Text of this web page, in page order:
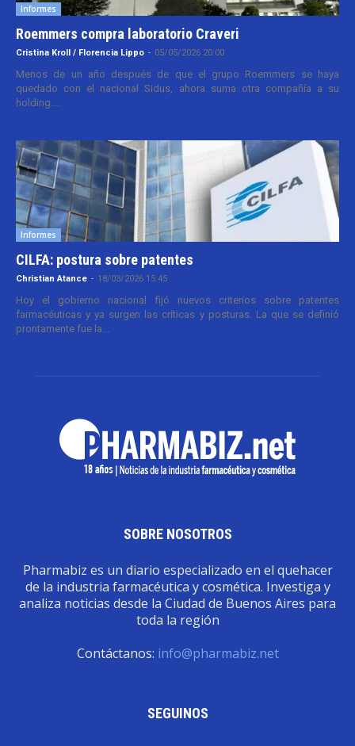
Informes
Roemmers compra laboratorio Craveri
Cristina Kroll / Florencia Lippo - 05/05/2026 20:00
Menos de un año después de que el grupo Roemmers se haya
quedado con el nacional Sidus, ahora suma otra compañía a su
holding....
Informes
CILFA: postura sobre patentes
Christian Atance - 18/03/2026 15:45
Hoy el gobierno nacional fijó nuevos criterios sobre patentes
farmacéuticas y ya surgen las críticas y posturas. La que se definió
prontamente fue la...
SOBRE NOSOTROS
Pharmabiz es un diario especializado en el quehacer
de la industria farmacéutica y cosmética. Investiga y
analiza noticias desde la Ciudad de Buenos Aires para
toda la región
Contáctanos: info@pharmabiz.net
SEGUINOS